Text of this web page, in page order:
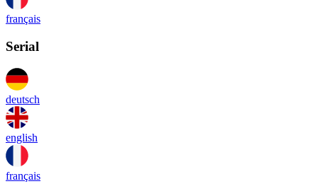
français
Serial
deutsch
english
français